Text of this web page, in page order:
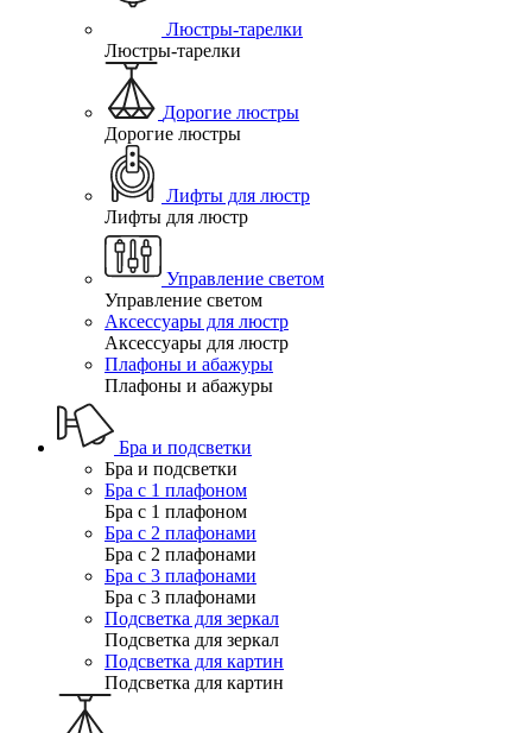
Люстры-тарелки
Люстры-тарелки
Дорогие люстры
Дорогие люстры
Лифты для люстр
Лифты для люстр
Управление светом
Управление светом
Аксессуары для люстр
Аксессуары для люстр
Плафоны и абажуры
Плафоны и абажуры
Бра и подсветки
Бра и подсветки
Бра с 1 плафоном
Бра с 1 плафоном
Бра с 2 плафонами
Бра с 2 плафонами
Бра с 3 плафонами
Бра с 3 плафонами
Подсветка для зеркал
Подсветка для зеркал
Подсветка для картин
Подсветка для картин